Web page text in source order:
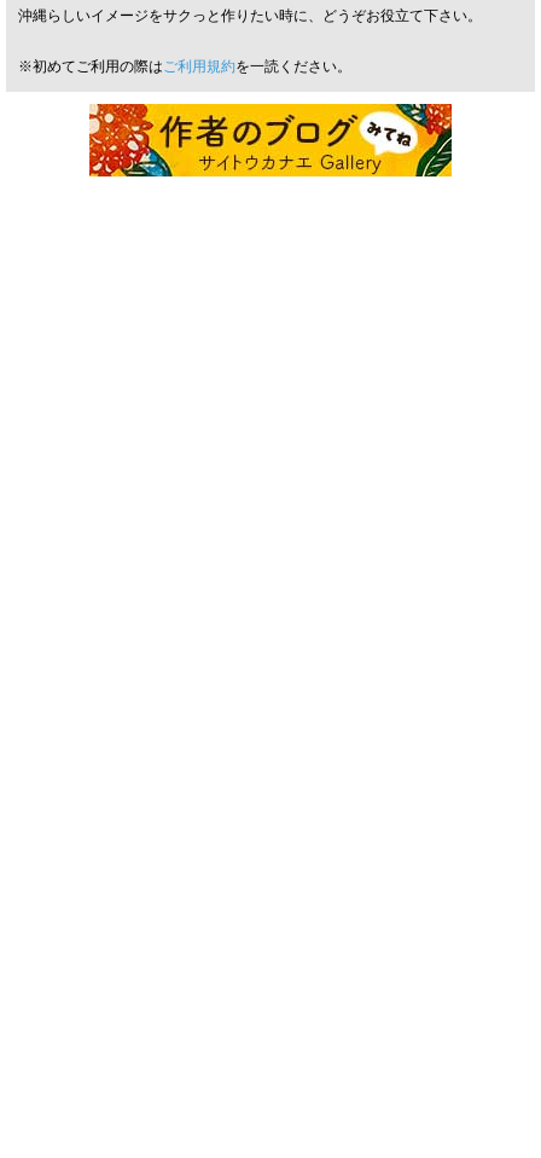
沖縄らしいイメージをサクっと作りたい時に、どうぞお役立て下さい。
※初めてご利用の際はご利用規約を一読ください。